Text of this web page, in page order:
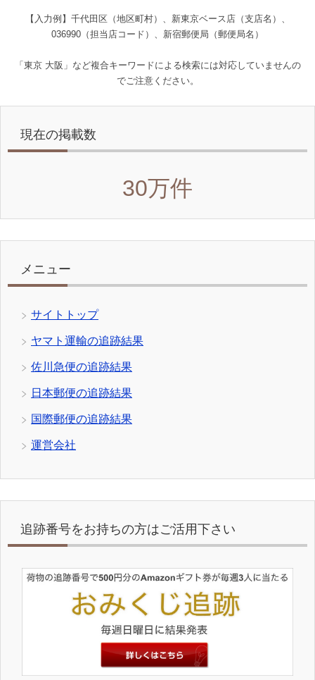
【入力例】千代田区（地区町村）、新東京ベース店（支店名）、
036990（担当店コード）、新宿郵便局（郵便局名）
「東京 大阪」など複合キーワードによる検索には対応していませんの
でご注意ください。
現在の掲載数
30万件
メニュー
サイトトップ
ヤマト運輸の追跡結果
佐川急便の追跡結果
日本郵便の追跡結果
国際郵便の追跡結果
運営会社
追跡番号をお持ちの方はご活用下さい